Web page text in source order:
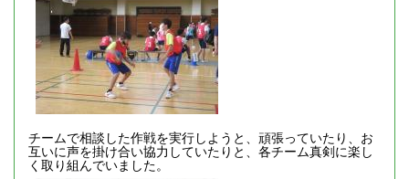
チームで相談した作戦を実行しようと、頑張っていたり、お
互いに声を掛け合い協力していたりと、各チーム真剣に楽し
く取り組んでいました。